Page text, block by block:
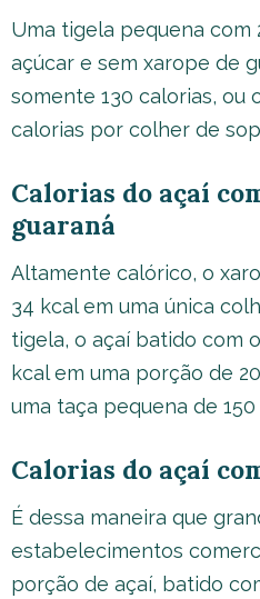
Uma tigela pequena com
açúcar e sem xarope de
somente 130 calorias, ou
calorias por colher de
Calorias do açaí
guaraná
Altamente calórico, o
34 kcal em uma única
tigela, o açaí batido com
kcal em uma porção de
uma taça pequena de 150
Calorias do açaí
É dessa maneira que
estabelecimentos
porção de açaí, batido